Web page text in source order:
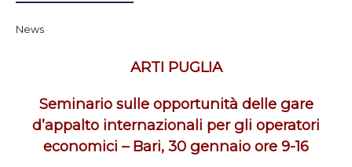
News
ARTI PUGLIA
Seminario sulle opportunità delle gare
d’appalto internazionali per gli operatori
economici – Bari, 30 gennaio ore 9-16